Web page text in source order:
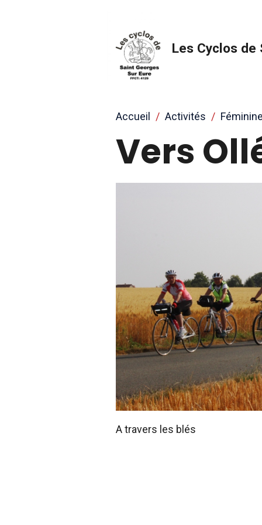
Les Cyclos de
Accueil Activités
Vers
A travers les blés